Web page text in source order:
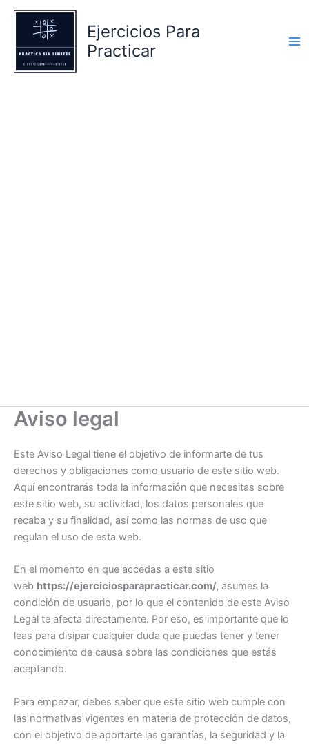
contenido
Ejercicios Para
Practicar
Aviso legal
Este Aviso Legal tiene el objetivo de informarte de tus
derechos y obligaciones como usuario de este sitio web.
Aquí encontrarás toda la información que necesitas sobre
este sitio web, su actividad, los datos personales que
recaba y su finalidad, así como las normas de uso que
regulan el uso de esta web.
En el momento en que accedas a este sitio
web https://ejerciciosparapracticar.com/, asumes la
condición de usuario, por lo que el contenido de este Aviso
Legal te afecta directamente. Por eso, es importante que lo
leas para disipar cualquier duda que puedas tener y tener
conocimiento de causa sobre las condiciones que estás
aceptando.
Para empezar, debes saber que este sitio web cumple con
las normativas vigentes en materia de protección de datos,
con el objetivo de aportarte las garantías, la seguridad y la